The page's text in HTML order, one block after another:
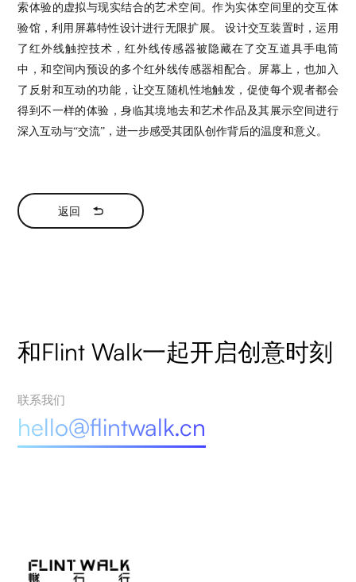
索体验的虚拟与现实结合的艺术空间。作为实体空间里的交互体
验馆，利用屏幕特性设计进行无限扩展。 设计交互装置时，运用
了红外线触控技术，红外线传感器被隐藏在了交互道具手电筒
中，和空间内预设的多个红外线传感器相配合。屏幕上，也加入
了反射和互动的功能，让交互随机性地触发，促使每个观者都会
得到不一样的体验，身临其境地去和艺术作品及其展示空间进行
深入互动与“交流”，进一步感受其团队创作背后的温度和意义。
返回
和Flint Walk一起开启创意时刻
联系我们
hello@flintwalk.cn